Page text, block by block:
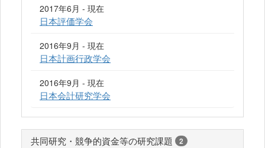
2017年6月 - 現在
日本評価学会
2016年9月 - 現在
日本計画行政学会
2016年9月 - 現在
日本会計研究学会
共同研究・競争的資金等の研究課題 2